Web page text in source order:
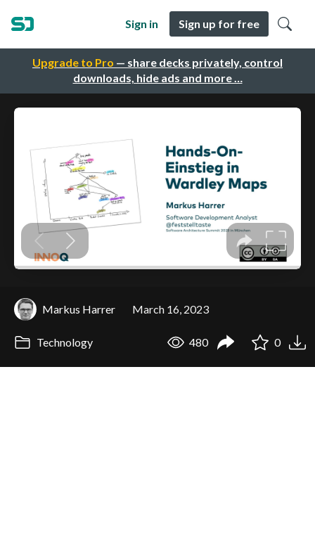
Upgrade to Pro — share decks privately, control
downloads, hide ads and more …
Sign in Sign up for free
Markus Harrer March 16, 2023
Technology 480 0